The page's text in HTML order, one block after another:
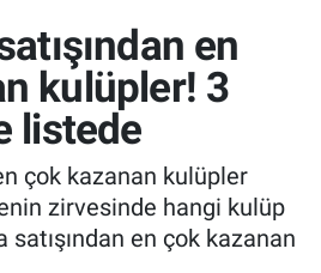
en
kulüpler! 3
listede
çok kazanan kulüpler
zirvesinde hangi kulüp
satışından en çok kazanan
Evrenive Fikstür